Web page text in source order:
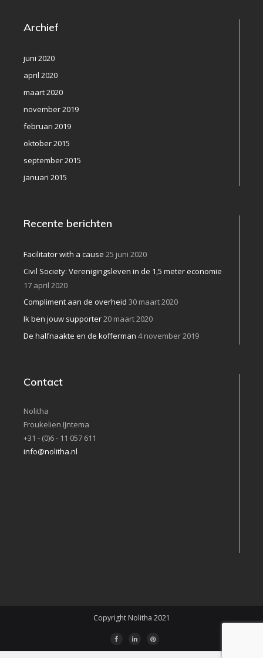
Archief
juni 2020
april 2020
maart 2020
november 2019
februari 2019
oktober 2015
september 2015
januari 2015
Recente berichten
Facilitator with a cause 25 juni 2020
Civil Society: Verenigingsleven in de 1,5 meter economie
17 april 2020
Compliment aan de overheid 30 maart 2020
Ik ben jouw supporter20 maart 2020
De halfnaakte en de kofferman 4 november 2019
Contact
Nolitha
Froukelien IJntema
+31 - (0)6 - 11 057 611
info@nolitha.nl
Copyright Nolitha 2021